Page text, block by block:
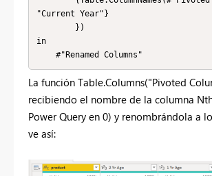
"Current Year"}
in
    #"Renamed Columns"
La función Table.Columns("Pivoted
recibiendo el nombre de la columna
Power Query en 0) y renombrándola a
ve así: